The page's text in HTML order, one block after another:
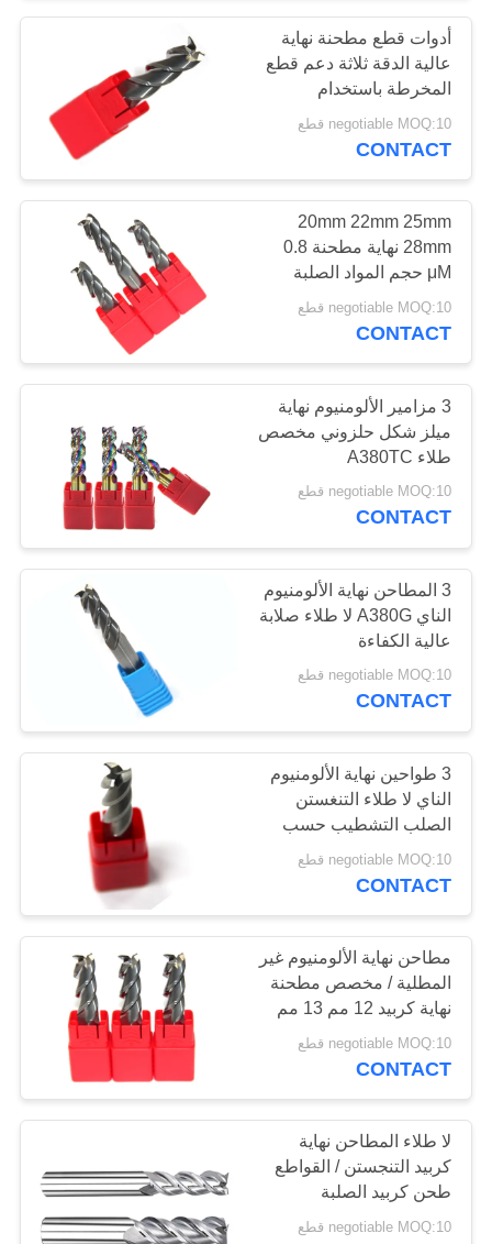
اطلب
اقتباس
خريطة
الموقع
PRIVACY
POLICY
أدوات قطع مطحنة نهاية
عالية الدقة ثلاثة دعم قطع
المخرطة باستخدام
الحاسب الآلي الناي
negotiable MOQ:10 قطع
CONTACT
20mm 22mm 25mm
28mm نهاية مطحنة 0.8
μM حجم المواد الصلبة
كربيد الحبوب
negotiable MOQ:10 قطع
CONTACT
3 مزامير الألومنيوم نهاية
ميلز شكل حلزوني مخصص
طلاء A380TC
negotiable MOQ:10 قطع
CONTACT
3 المطاحن نهاية الألومنيوم
الناي A380G لا طلاء صلابة
عالية الكفاءة
negotiable MOQ:10 قطع
CONTACT
3 طواحين نهاية الألومنيوم
الناي لا طلاء التنغستن
الصلب التشطيب حسب
الطلب
negotiable MOQ:10 قطع
CONTACT
مطاحن نهاية الألومنيوم غير
المطلية / مخصص مطحنة
نهاية كربيد 12 مم 13 مم
14 مم 15 مم
negotiable MOQ:10 قطع
CONTACT
لا طلاء المطاحن نهاية
كربيد التنجستن / القواطع
طحن كربيد الصلبة
negotiable MOQ:10 قطع